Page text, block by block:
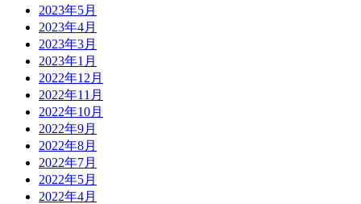
2023年5月
2023年4月
2023年3月
2023年1月
2022年12月
2022年11月
2022年10月
2022年9月
2022年8月
2022年7月
2022年5月
2022年4月